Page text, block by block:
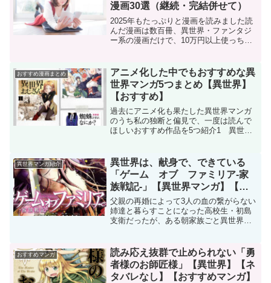
漫画30選（継続・完結併せて）
2025年もたっぷりと漫画を読みました読
んだ漫画は数百冊、異世界・ファンタジ
ー系の漫画だけで、10万円以上使っちゃ
い！漫画たちを30作品ご紹介異世界系は
特にあたりとハ...
おすすめ漫画まとめ
アニメ化した中でもおすすめな異
世界マンガ5つまとめ【異世界】
【おすすめ】
過去にアニメ化も果たした異世界マンガ
のうち私の独断と偏見で、一度は読んで
ほしいおすすめ作品を5つ紹介1 異世界
体どんな農具にでもなる「万能農具」を
駆使して、やべえ土地を...
異世界マンガ紹介
異世界は、献身で、できている
「ゲーム オブ ファミリア-家
族戦記-」【異世界マンガ】【お
すすめ】
父親の再婚によって3人の血の繋がらない
姉達と暮らすことになった高校生・初島
支衛だったが、ある朝家族ごと異世界に
この作品の紹介３行まとめ優秀で強い
母、姉、妹に挟まれ、...
おすすめマンガ
読み応え抜群で止められない「勇
者様のお師匠様」【異世界】【ネ
タバレなし】【おすすめマンガ】